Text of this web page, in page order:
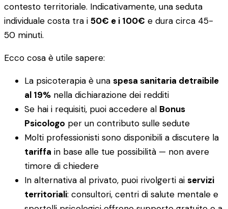
contesto territoriale. Indicativamente, una seduta
individuale costa tra i 50€ e i 100€ e dura circa 45-
50 minuti.
Ecco cosa è utile sapere:
La psicoterapia è una spesa sanitaria detraibile
al 19% nella dichiarazione dei redditi
Se hai i requisiti, puoi accedere al Bonus
Psicologo per un contributo sulle sedute
Molti professionisti sono disponibili a discutere la
tariffa in base alle tue possibilità — non avere
timore di chiedere
In alternativa al privato, puoi rivolgerti ai servizi
territoriali: consultori, centri di salute mentale e